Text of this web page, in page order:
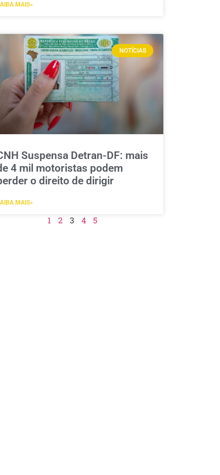
MAIS»
NOTÍCIAS
Suspensa Detran-DF: mais
4 mil motoristas podem
o direito de dirigir
MAIS»
1 2 3 4 5